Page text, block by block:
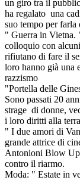
un giro tra il
ha regalato una
suo tempo per
" Guerra in
colloquio con
rifiutano di fare il
loro hanno già una
razzismo
"Portella delle
Sono passati 20
strage di donne,
i loro diritti alla
" I due amori di
grande attrice di
Antonioni Blow Up
contro il riarmo.
Moda: " Estate in